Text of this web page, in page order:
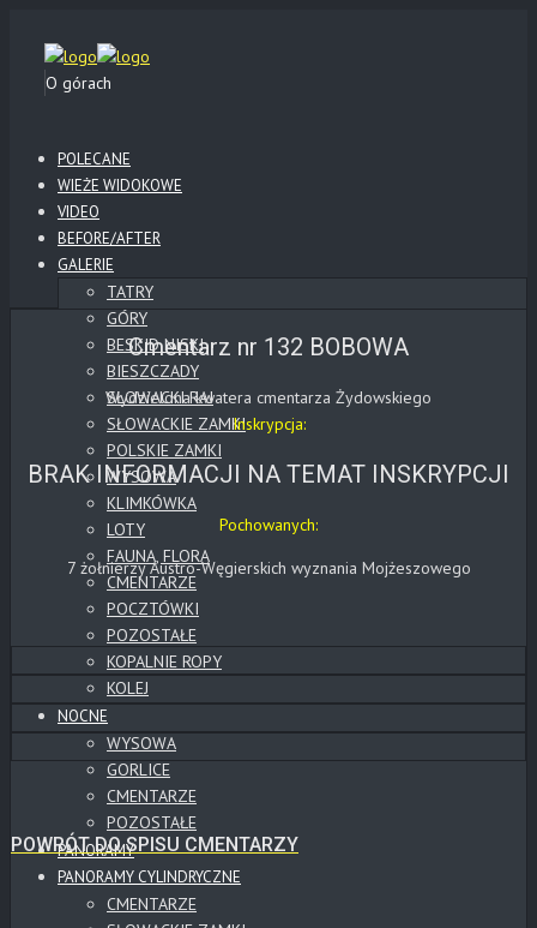
O górach
POLECANE
WIEŻE WIDOKOWE
VIDEO
BEFORE/AFTER
GALERIE
TATRY
GÓRY
BESKID NISKI
BIESZCZADY
SŁOWACKI RAJ
SŁOWACKIE ZAMKI
POLSKIE ZAMKI
WYSOWA
KLIMKÓWKA
LOTY
FAUNA, FLORA
CMENTARZE
POCZTÓWKI
POZOSTAŁE
KOPALNIE ROPY
KOLEJ
NOCNE
WYSOWA
GORLICE
CMENTARZE
POZOSTAŁE
PANORAMY
PANORAMY CYLINDRYCZNE
CMENTARZE
Cmentarz nr 132 BOBOWA
Wydzielona kwatera cmentarza Żydowskiego
Inskrypcja:
BRAK INFORMACJI NA TEMAT INSKRYPCJI
Pochowanych:
7 żołnierzy Austro-Węgierskich wyznania Mojżeszowego
POWRÓT DO SPISU CMENTARZY